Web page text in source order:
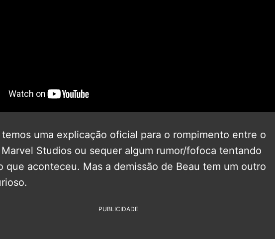
uma explicação oficial para o rompimento entre o
Studios ou sequer algum rumor/fofoca tentando
que aconteceu. Mas a demissão de Beau tem um outro
PUBLICIDADE